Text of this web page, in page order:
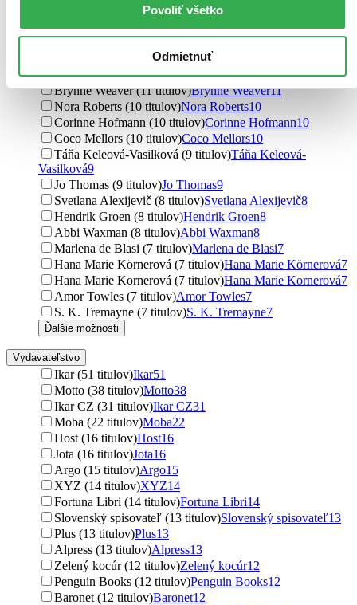
Povoliť všetko
Odmietnuť
Georgia Kaufmann (12 titulov)Georgia Kaufmann
Frederick Forsyth (11 titulov)Frederick Forsyth11
S.K. Tremayne (11 titulov)S.K. Tremayne
Kerry Lonsdale (11 titulov)Kerry Lonsdale11
Brynne Weaver (11 titulov)Brynne Weaver11
Nora Roberts (10 titulov)Nora Roberts10
Corinne Hofmann (10 titulov)Corinne Hofmann10
Coco Mellors (10 titulov)Coco Mellors10
Táňa Keleová-Vasilková (9 titulov)Táňa Keleová-
Vasilková9
Jo Thomas (9 titulov)Jo Thomas9
Svetlana Alexijevič (8 titulov)Svetlana Alexijevič8
Hendrik Groen (8 titulov)Hendrik Groen8
Abbi Waxman (8 titulov)Abbi Waxman8
Marlena de Blasi (7 titulov)Marlena de Blasi7
Hana Marie Körnerová (7 titulov)Hana Marie Körnerová7
Hana Marie Kornerová (7 titulov)Hana Marie Kornerová7
Amor Towles (7 titulov)Amor Towles7
S. K. Tremayne (7 titulov)S. K. Tremayne7
Ďalšie možnosti
Vydavateľstvo
Ikar (51 titulov)Ikar51
Motto (38 titulov)Motto38
Ikar CZ (31 titulov)Ikar CZ31
Moba (22 titulov)Moba22
Host (16 titulov)Host16
Jota (16 titulov)Jota16
Argo (15 titulov)Argo15
XYZ (14 titulov)XYZ14
Fortuna Libri (14 titulov)Fortuna Libri14
Slovenský spisovateľ (13 titulov)Slovenský spisovateľ13
Plus (13 titulov)Plus13
Alpress (13 titulov)Alpress13
Zelený kocúr (12 titulov)Zelený kocúr12
Penguin Books (12 titulov)Penguin Books12
Baronet (12 titulov)Baronet12